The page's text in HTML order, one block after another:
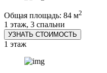
Общая площадь: 84 м2
1 этаж, 3 спальни
УЗНАТЬ СТОИМОСТЬ
1 этаж